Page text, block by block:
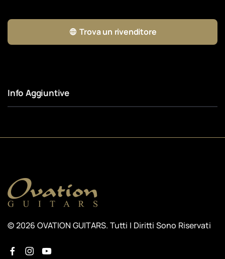
Trova un rivenditore
Info Aggiuntive
© 2026 OVATION GUITARS. Tutti I Diritti Sono Riservati